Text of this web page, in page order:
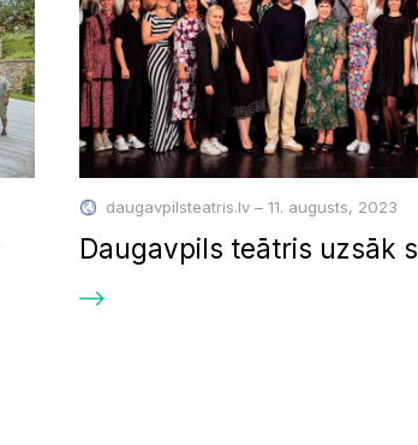
daugavpilsteatris.lv – 11. augusts, 2023
Daugavpils teātris uzsāk